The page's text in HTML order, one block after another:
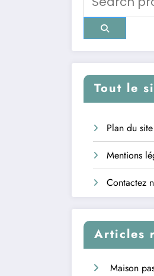
Tout le
Plan du site
Mentions
Contactez
Articles
Maison